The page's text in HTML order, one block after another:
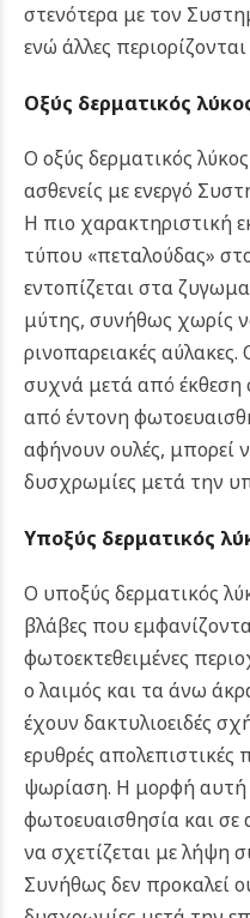
στενότερα με τον
ενώ άλλες
Οξύς δερματικός
Ο οξύς δερματικός
ασθενείς με ενεργό
Η πιο χαρακτηριστική
τύπου «πεταλούδας»
εντοπίζεται στα
μύτης, συνήθως χωρίς
ρινοπαρειακές αύλακες.
συχνά μετά από έκθεση
από έντονη
αφήνουν ουλές, μπορεί
δυσχρωμίες μετά την
Υποξύς δερματικός
Ο υποξύς δερματικός
βλάβες που
φωτοεκτεθειμένες
ο λαιμός και τα άνω
έχουν δακτυλιοειδές
ερυθρές απολεπιστικές
ψωρίαση. Η μορφή αυτή
φωτοευαισθησία και σε
να σχετίζεται με λήψη
Συνήθως δεν προκαλεί